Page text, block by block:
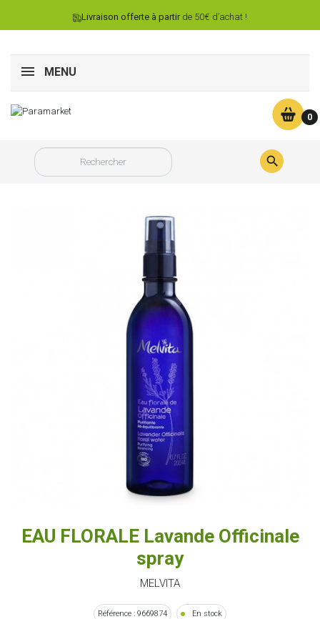
Livraison offerte à partirde 50€ d’achat !
MENU
0

EAU FLORALE Lavande Officinale
spray
MELVITA
Référence : 9669874 En stock